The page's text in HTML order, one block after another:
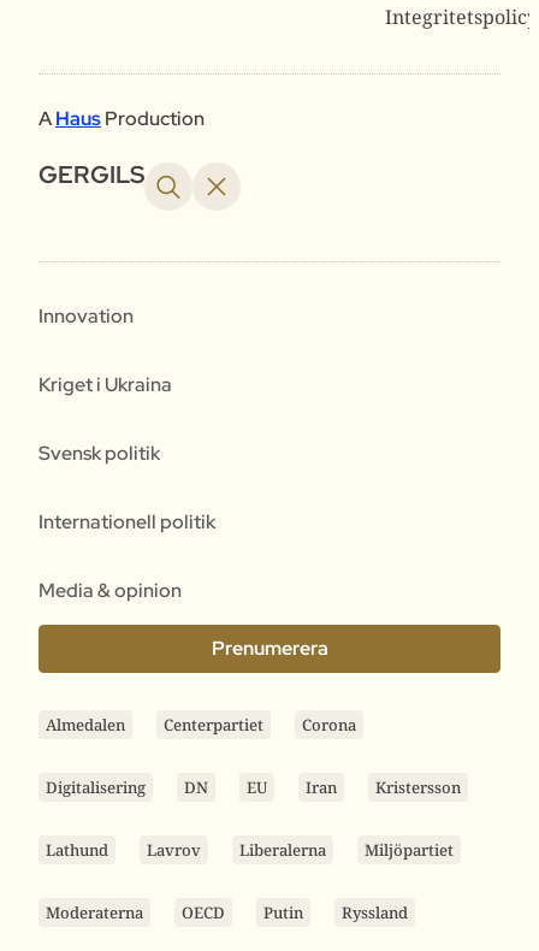
Integritetspolicy
AHausProduction
GERGILS
Innovation
Kriget i Ukraina
Svensk politik
Internationell politik
Media & opinion
Prenumerera
Almedalen Centerpartiet Corona
Digitalisering DN EU Iran Kristersson
Lathund Lavrov Liberalerna Miljöpartiet
Moderaterna OECD Putin Ryssland